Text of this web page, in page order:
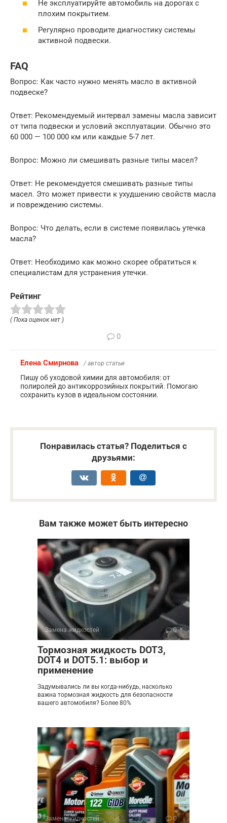
Не эксплуатируйте автомобиль на дорогах с
плохим покрытием.
Регулярно проводите диагностику системы
активной подвески.
FAQ
Вопрос: Как часто нужно менять масло в активной
подвеске?
Ответ: Рекомендуемый интервал замены масла зависит
от типа подвески и условий эксплуатации. Обычно это
60 000 — 100 000 км или каждые 5-7 лет.
Вопрос: Можно ли смешивать разные типы масел?
Ответ: Не рекомендуется смешивать разные типы
масел. Это может привести к ухудшению свойств масла
и повреждению системы.
Вопрос: Что делать, если в системе появилась утечка
масла?
Ответ: Необходимо как можно скорее обратиться к
специалистам для устранения утечки.
Рейтинг
( Пока оценок нет )
0
Елена Смирнова / автор статьи
Пишу об уходовой химии для автомобиля: от
полиролей до антикоррозийных покрытий. Помогаю
сохранить кузов в идеальном состоянии.
Понравилась статья? Поделиться с
друзьями:
Вам также может быть интересно
Замена жидкостей 0
Тормозная жидкость DOT3,
DOT4 и DOT5.1: выбор и
применение
Задумывались ли вы когда-нибудь, насколько
важна тормозная жидкость для безопасности
вашего автомобиля? Более 80%
Замена жидкостей 0